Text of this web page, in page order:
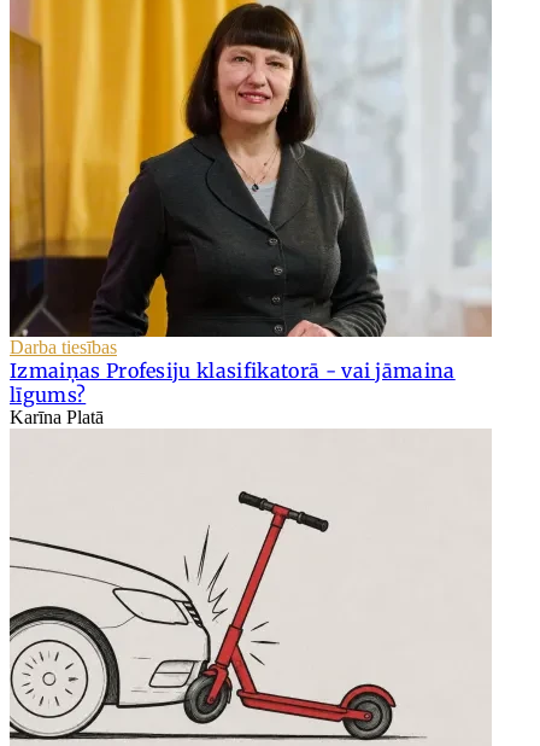
Darba tiesības
Izmaiņas Profesiju klasifikatorā - vai jāmaina
līgums?
Karīna Platā